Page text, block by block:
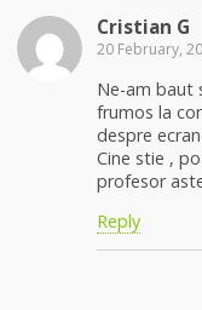
Cristian G
20 February,
Ne-am baut
frumos la
despre
Cine stie ,
profesor
Reply